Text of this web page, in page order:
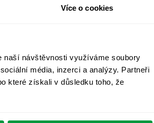
Více o cookies
naší návštěvnosti využíváme soubory
média, inzerci a analýzy. Partneři
které získali v důsledku toho, že
OSVĚTLENÍ
OSVĚTLENÍ
OSVĚTLENÍ
PROTIPANICKÉ